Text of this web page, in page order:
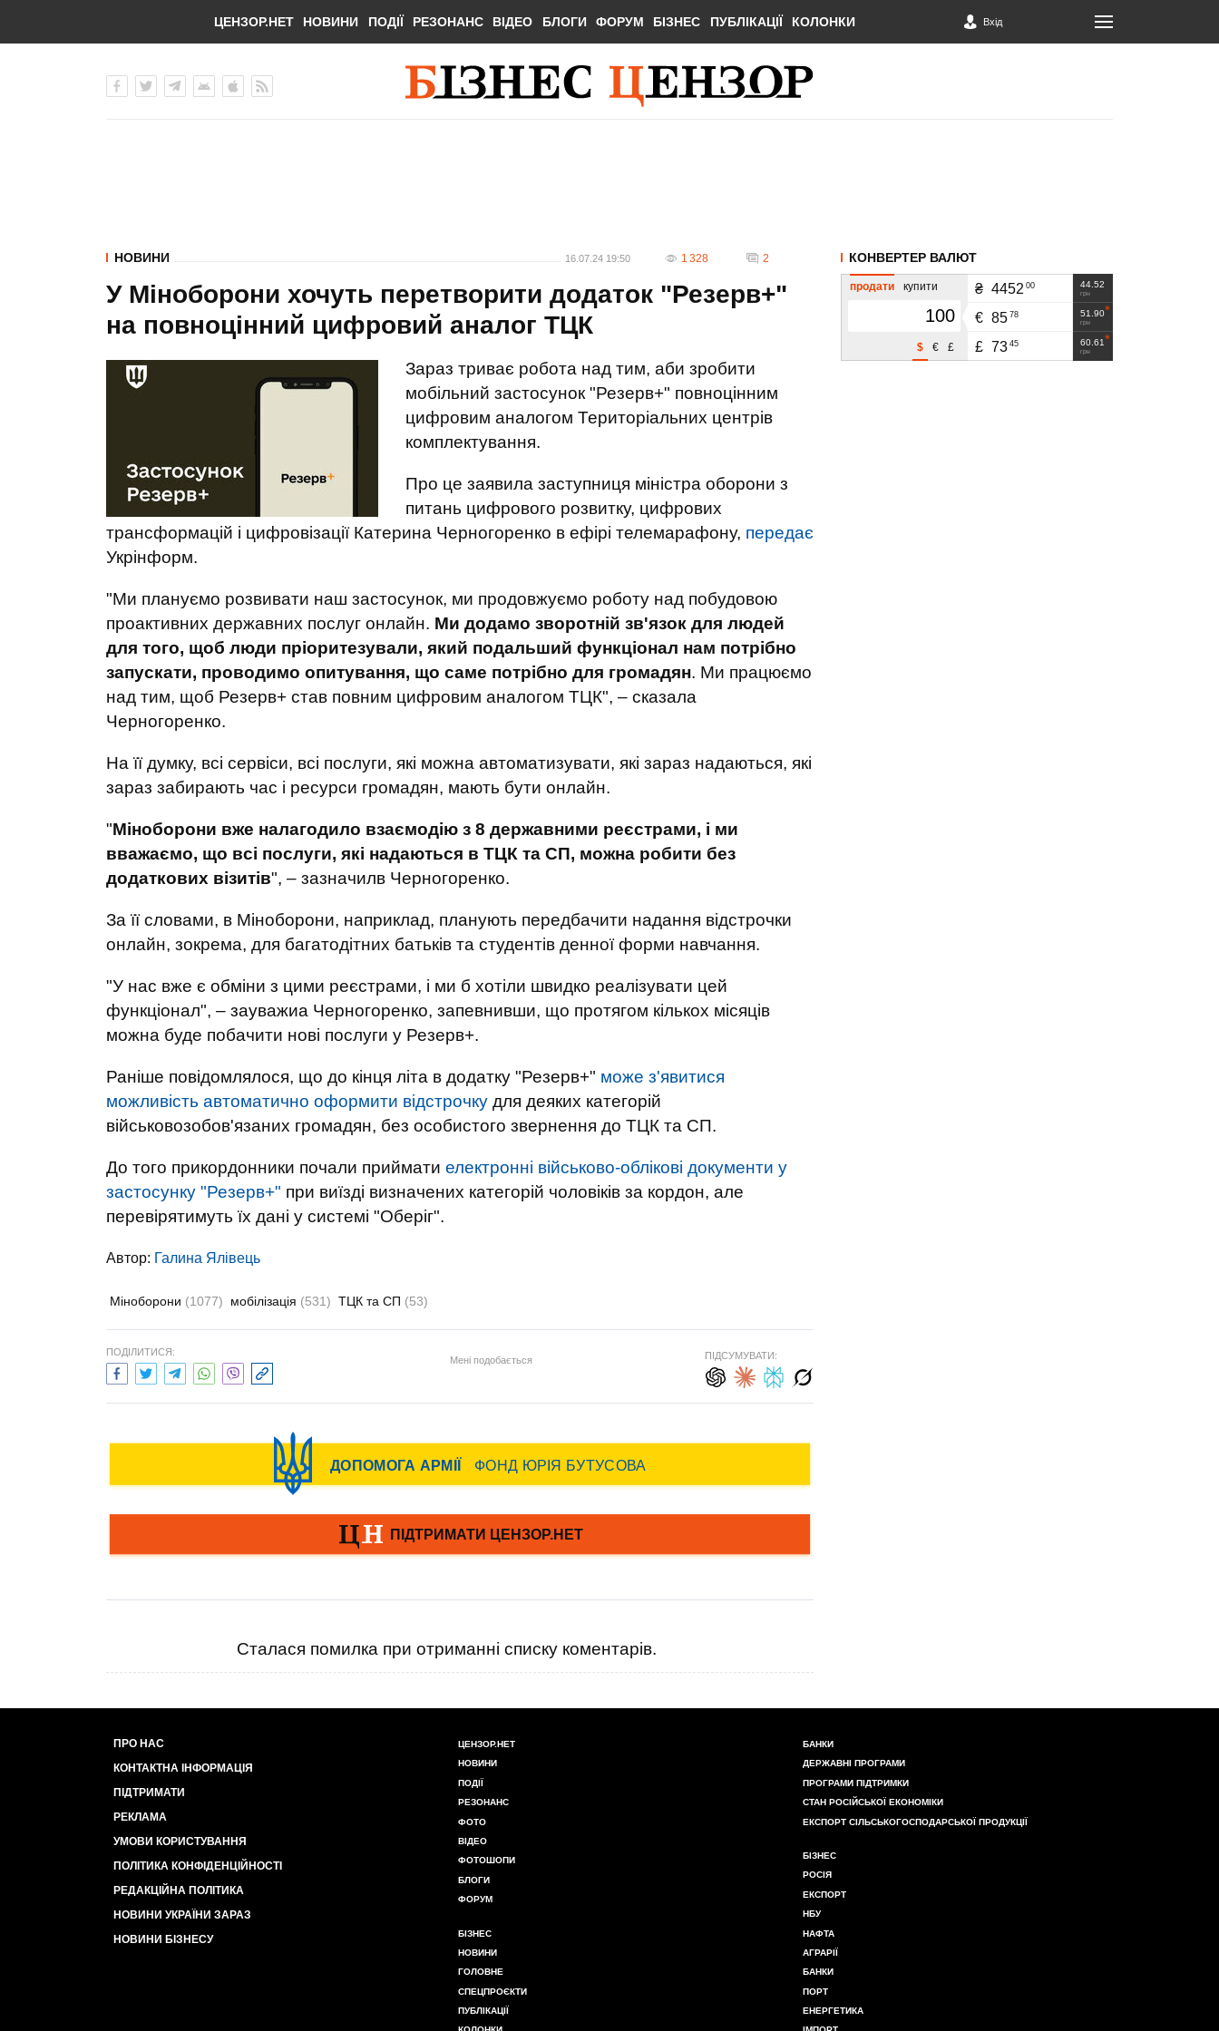
ЦЕНЗОР.НЕТ НОВИНИ ПОДІЇ РЕЗОНАНС ВІДЕО БЛОГИ ФОРУМ БІЗНЕС ПУБЛІКАЦІЇ КОЛОНКИ Вхід
НОВИНИ 16.07.24 19:50 1 328 2
У Міноборони хочуть перетворити додаток "Резерв+"
на повноцінний цифровий аналог ТЦК
Зараз триває робота над тим, аби зробити
мобільний застосунок "Резерв+" повноцінним
цифровим аналогом Територіальних центрів
комплектування.
Про це заявила заступниця міністра оборони з
питань цифрового розвитку, цифрових
трансформацій і цифровізації Катерина Черногоренко в ефірі телемарафону, передає
Укрінформ.
"Ми плануємо розвивати наш застосунок, ми продовжуємо роботу над побудовою
проактивних державних послуг онлайн. Ми додамо зворотній зв'язок для людей
для того, щоб люди пріоритезували, який подальший функціонал нам потрібно
запускати, проводимо опитування, що саме потрібно для громадян. Ми працюємо
над тим, щоб Резерв+ став повним цифровим аналогом ТЦК", – сказала
Черногоренко.
На її думку, всі сервіси, всі послуги, які можна автоматизувати, які зараз надаються, які
зараз забирають час і ресурси громадян, мають бути онлайн.
"Міноборони вже налагодило взаємодію з 8 державними реєстрами, і ми
вважаємо, що всі послуги, які надаються в ТЦК та СП, можна робити без
додаткових візитів", – зазначилв Черногоренко.
За її словами, в Міноборони, наприклад, планують передбачити надання відстрочки
онлайн, зокрема, для багатодітних батьків та студентів денної форми навчання.
"У нас вже є обміни з цими реєстрами, і ми б хотіли швидко реалізувати цей
функціонал", – зауважиа Черногоренко, запевнивши, що протягом кількох місяців
можна буде побачити нові послуги у Резерв+.
Раніше повідомлялося, що до кінця літа в додатку "Резерв+" може з'явитися
можливість автоматично оформити відстрочку для деяких категорій
військовозобов'язаних громадян, без особистого звернення до ТЦК та СП.
До того прикордонники почали приймати електронні військово-облікові документи у
застосунку "Резерв+" при виїзді визначених категорій чоловіків за кордон, але
перевірятимуть їх дані у системі "Оберіг".
Автор: Галина Ялівець
Міноборони (1077) мобілізація (531) ТЦК та СП (53)
ПОДІЛИТИСЯ:
Мені подобається ПІДСУМУВАТИ:
Сталася помилка при отриманні списку коментарів.
КОНВЕРТЕР ВАЛЮТ
продати купити
£
€
$
44.52
грн
₴ 4452 00
51.90
грн
€ 85 78
60.61
грн
£ 73 45
ПРО НАС
КОНТАКТНА ІНФОРМАЦІЯ
ПІДТРИМАТИ
РЕКЛАМА
УМОВИ КОРИСТУВАННЯ
ПОЛІТИКА КОНФІДЕНЦІЙНОСТІ
РЕДАКЦІЙНА ПОЛІТИКА
НОВИНИ УКРАЇНИ ЗАРАЗ
НОВИНИ БІЗНЕСУ
ЦЕНЗОР.НЕТ
НОВИНИ
ПОДІЇ
РЕЗОНАНС
ФОТО
ВІДЕО
ФОТОШОПИ
БЛОГИ
ФОРУМ
БІЗНЕС
НОВИНИ
ГОЛОВНЕ
СПЕЦПРОЄКТИ
ПУБЛІКАЦІЇ
БАНКИ
ДЕРЖАВНІ ПРОГРАМИ
ПРОГРАМИ ПІДТРИМКИ
СТАН РОСІЙСЬКОЇ ЕКОНОМІКИ
ЕКСПОРТ СІЛЬСЬКОГОСПОДАРСЬКОЇ ПРОДУКЦІЇ
БІЗНЕС
РОСІЯ
ЕКСПОРТ
НБУ
НАФТА
АГРАРІЇ
БАНКИ
ПОРТ
ЕНЕРГЕТИКА